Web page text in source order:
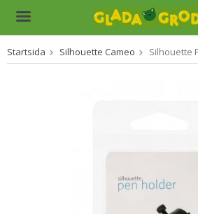
Produkten har blivit tillagd i
Startsida Silhouette Cameo Silhouette